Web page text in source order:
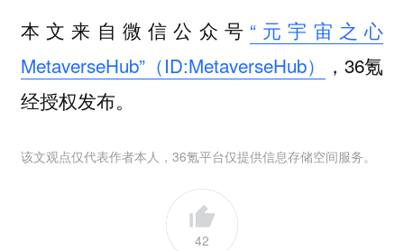
本文来自微信公众号 “元宇宙之心
MetaverseHub”（ID:MetaverseHub）
，36氪
经授权发布。
该文观点仅代表作者本人，36氪平台仅提供信息存储空间服务。
42